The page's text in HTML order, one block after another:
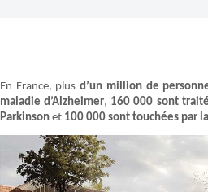
En France, plusd’un million de
maladie d’Alzheimer, 160 000 sont
Parkinson et 100 000 sont touchées par